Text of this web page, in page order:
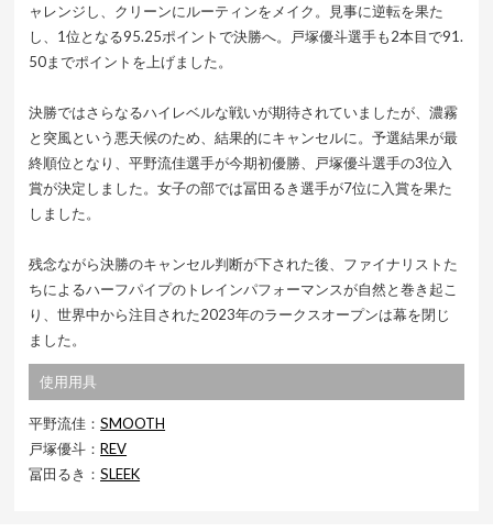
ャレンジし、クリーンにルーティンをメイク。見事に逆転を果た
し、1位となる95.25ポイントで決勝へ。戸塚優斗選手も2本目で91.
50までポイントを上げました。
決勝ではさらなるハイレベルな戦いが期待されていましたが、濃霧
と突風という悪天候のため、結果的にキャンセルに。予選結果が最
終順位となり、平野流佳選手が今期初優勝、戸塚優斗選手の3位入
賞が決定しました。女子の部では冨田るき選手が7位に入賞を果た
しました。
残念ながら決勝のキャンセル判断が下された後、ファイナリストた
ちによるハーフパイプのトレインパフォーマンスが自然と巻き起こ
り、世界中から注目された2023年のラークスオープンは幕を閉じ
ました。
使用用具
平野流佳：SMOOTH
戸塚優斗：REV
冨田るき：SLEEK